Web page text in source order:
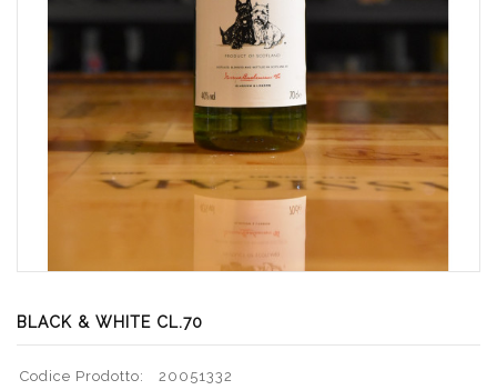
BLACK & WHITE CL.70
Codice Prodotto:
20051332